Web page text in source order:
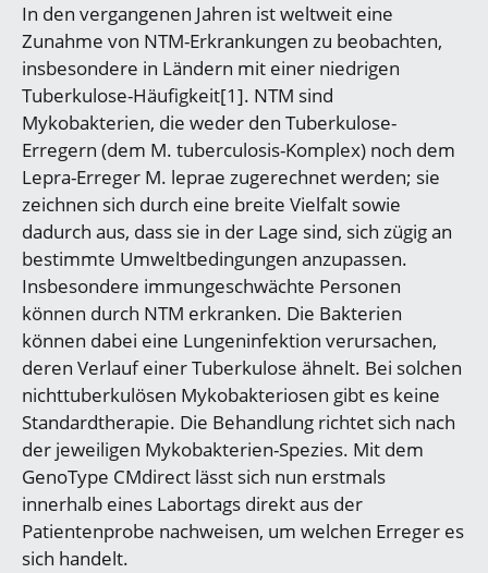
In den vergangenen Jahren ist weltweit eine
Zunahme von NTM-Erkrankungen zu beobachten,
insbesondere in Ländern mit einer niedrigen
Tuberkulose-Häufigkeit[1]. NTM sind
Mykobakterien, die weder den Tuberkulose-
Erregern (dem M. tuberculosis-Komplex) noch dem
Lepra-Erreger M. leprae zugerechnet werden; sie
zeichnen sich durch eine breite Vielfalt sowie
dadurch aus, dass sie in der Lage sind, sich zügig an
bestimmte Umweltbedingungen anzupassen.
Insbesondere immungeschwächte Personen
können durch NTM erkranken. Die Bakterien
können dabei eine Lungeninfektion verursachen,
deren Verlauf einer Tuberkulose ähnelt. Bei solchen
nichttuberkulösen Mykobakteriosen gibt es keine
Standardtherapie. Die Behandlung richtet sich nach
der jeweiligen Mykobakterien-Spezies. Mit dem
GenoType CMdirect lässt sich nun erstmals
innerhalb eines Labortags direkt aus der
Patientenprobe nachweisen, um welchen Erreger es
sich handelt.